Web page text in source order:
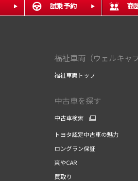
試乗予約 商
福祉車両（ウェルキャブ
福祉車両トップ
中古車を探す
中古車検索
トヨタ認定中古車の魅力
ロングラン保証
爽やCAR
買取り